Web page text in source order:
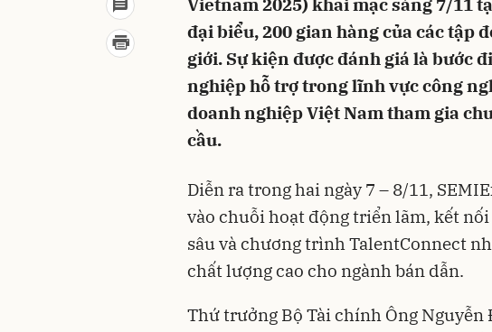
Vietnam 2025) khai mạc sáng 7/11
đại biểu, 200 gian hàng của các tập
giới. Sự kiện được đánh giá là bước
nghiệp hỗ trợ trong lĩnh vực công
doanh nghiệp Việt Nam tham gia
cầu.
Diễn ra trong hai ngày 7 – 8/11,
vào chuỗi hoạt động triển lãm, kết
sâu và chương trình TalentConnect
chất lượng cao cho ngành bán dẫn.
Thứ trưởng Bộ Tài chính Ông Nguyễn